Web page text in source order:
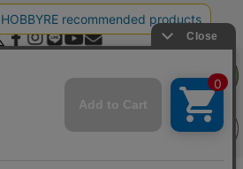
フェア
CORPORATION ALL Rights Reserved